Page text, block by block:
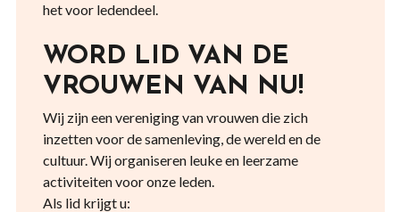
het voor ledendeel.
WORD LID VAN DE
VROUWEN VAN NU!
Wij zijn een vereniging van vrouwen die zich
inzetten voor de samenleving, de wereld en de
cultuur. Wij organiseren leuke en leerzame
activiteiten voor onze leden.
Als lid krijgt u: